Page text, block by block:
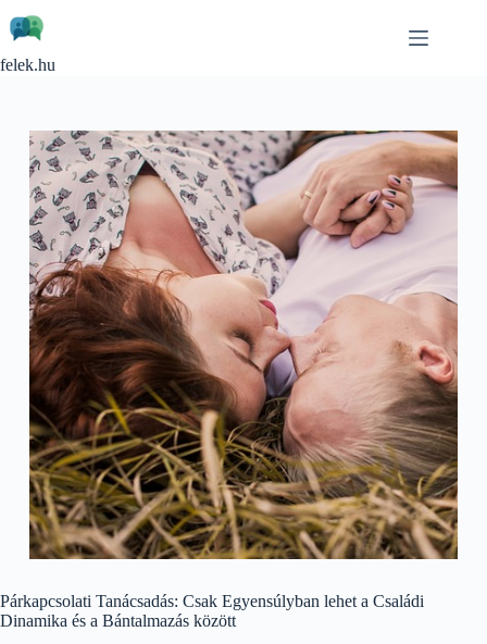
to
content
felek.hu
Párkapcsolati Tanácsadás: Csak Egyensúlyban lehet a Családi
Dinamika és a Bántalmazás között